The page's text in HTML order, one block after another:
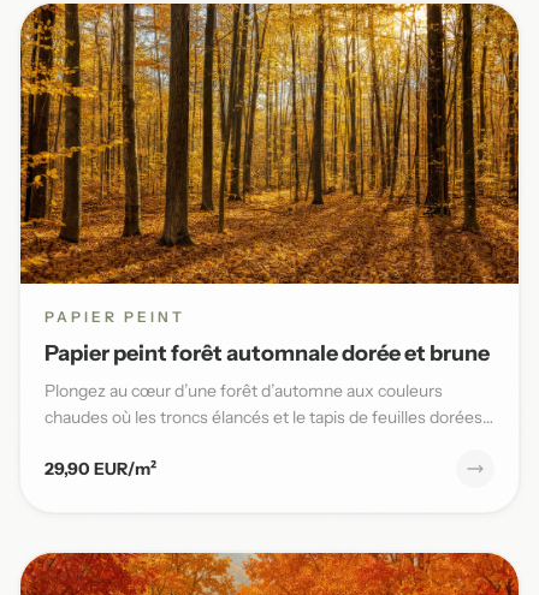
PAPIER PEINT
Papier peint forêt automnale dorée et brune
Plongez au cœur d’une forêt d’automne aux couleurs
chaudes où les troncs élancés et le tapis de feuilles dorées
29,90 EUR/m²